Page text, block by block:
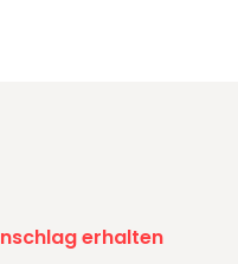
erhalten